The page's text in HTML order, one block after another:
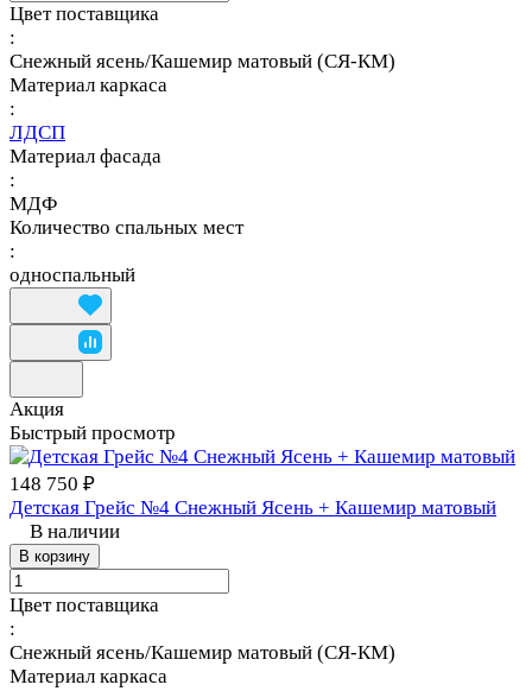
Цвет поставщика
:
Снежный ясень/Кашемир матовый (СЯ-КМ)
Материал каркаса
:
ЛДСП
Материал фасада
:
МДФ
Количество спальных мест
:
односпальный
Акция
Быстрый просмотр
148 750 ₽
Детская Грейс №4 Снежный Ясень + Кашемир матовый
В наличии
В корзину
Цвет поставщика
:
Снежный ясень/Кашемир матовый (СЯ-КМ)
Материал каркаса